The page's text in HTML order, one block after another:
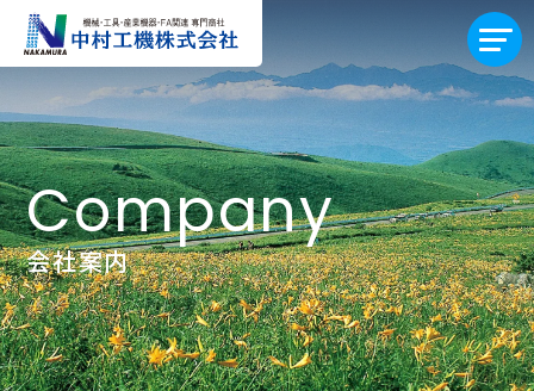
Company
会社案内